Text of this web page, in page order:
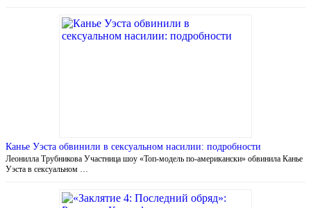
Канье Уэста обвинили в сексуальном насилии: подробности
Леонилла Трубникова Участница шоу «Топ-модель по-американски» обвинила Канье
Уэста в сексуальном …